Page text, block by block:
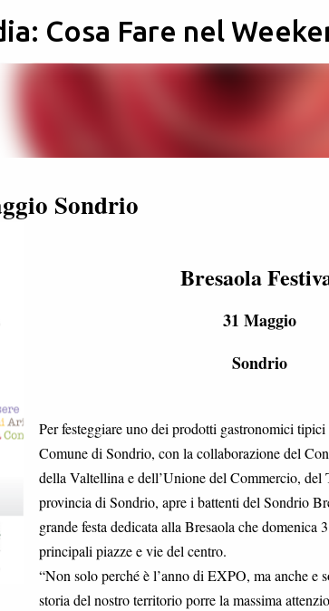
Passa ai contenuti
Cosa Fare nel
Sondrio
Bresaola
31 Maggio
Sondrio
Per festeggiare uno dei prodotti gastronomici
Comune di Sondrio, con la collaborazione del
della Valtellina e dell’Unione del Commercio, del
provincia di Sondrio, apre i battenti del Sondrio
grande festa dedicata alla Bresaola che domenica
principali piazze e vie del centro.
“Non solo perché è l’anno di EXPO, ma anche e
storia del nostro territorio porre la massima